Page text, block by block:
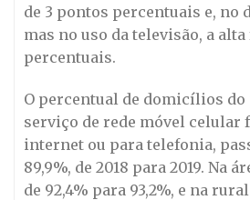
de 3 pontos percentuais e, no
mas no uso da televisão, a
percentuais.
O percentual de domicílios do
serviço de rede móvel celular
internet ou para telefonia,
89,9%, de 2018 para 2019. Na
de 92,4% para 93,2%, e na